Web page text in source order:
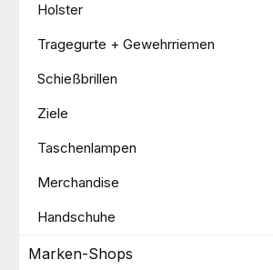
Holster
Tragegurte + Gewehrriemen
Schießbrillen
Ziele
Taschenlampen
Merchandise
Handschuhe
Marken-Shops